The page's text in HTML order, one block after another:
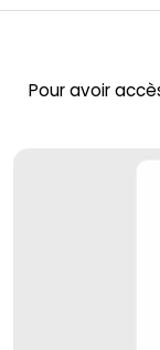
Pour avoir